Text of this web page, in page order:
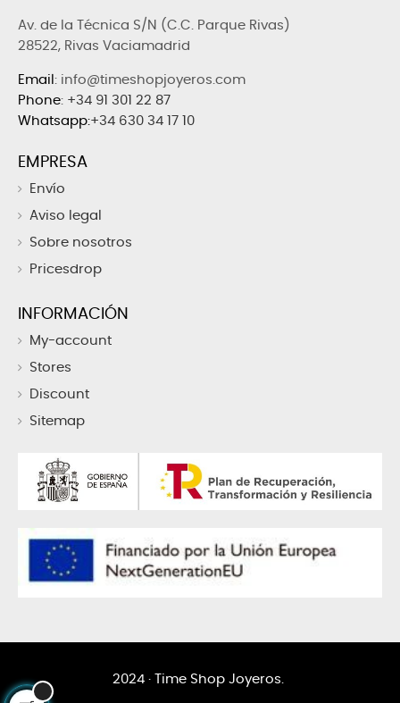
Av. de la Técnica S/N (C.C. Parque Rivas)
28522, Rivas Vaciamadrid
Email : info@timeshopjoyeros.com
Phone: +34 91 301 22 87
Whatsapp:+34 630 34 17 10
EMPRESA
Envío
Aviso legal
Sobre nosotros
Pricesdrop
INFORMACIÓN
My-account
Stores
Discount
Sitemap
2024 · Time Shop Joyeros.